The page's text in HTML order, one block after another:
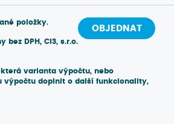
OBJEDNAT
položky.
bez DPH, CI3, s.r.o.
varianta výpočtu, nebo
výpočtu doplnit o další funkcionality,